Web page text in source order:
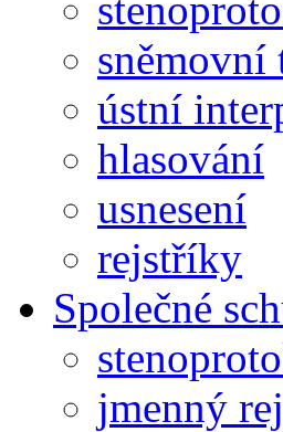
sněmovní
ústní
hlasování
usnesení
rejstříky
Společné
jmenný